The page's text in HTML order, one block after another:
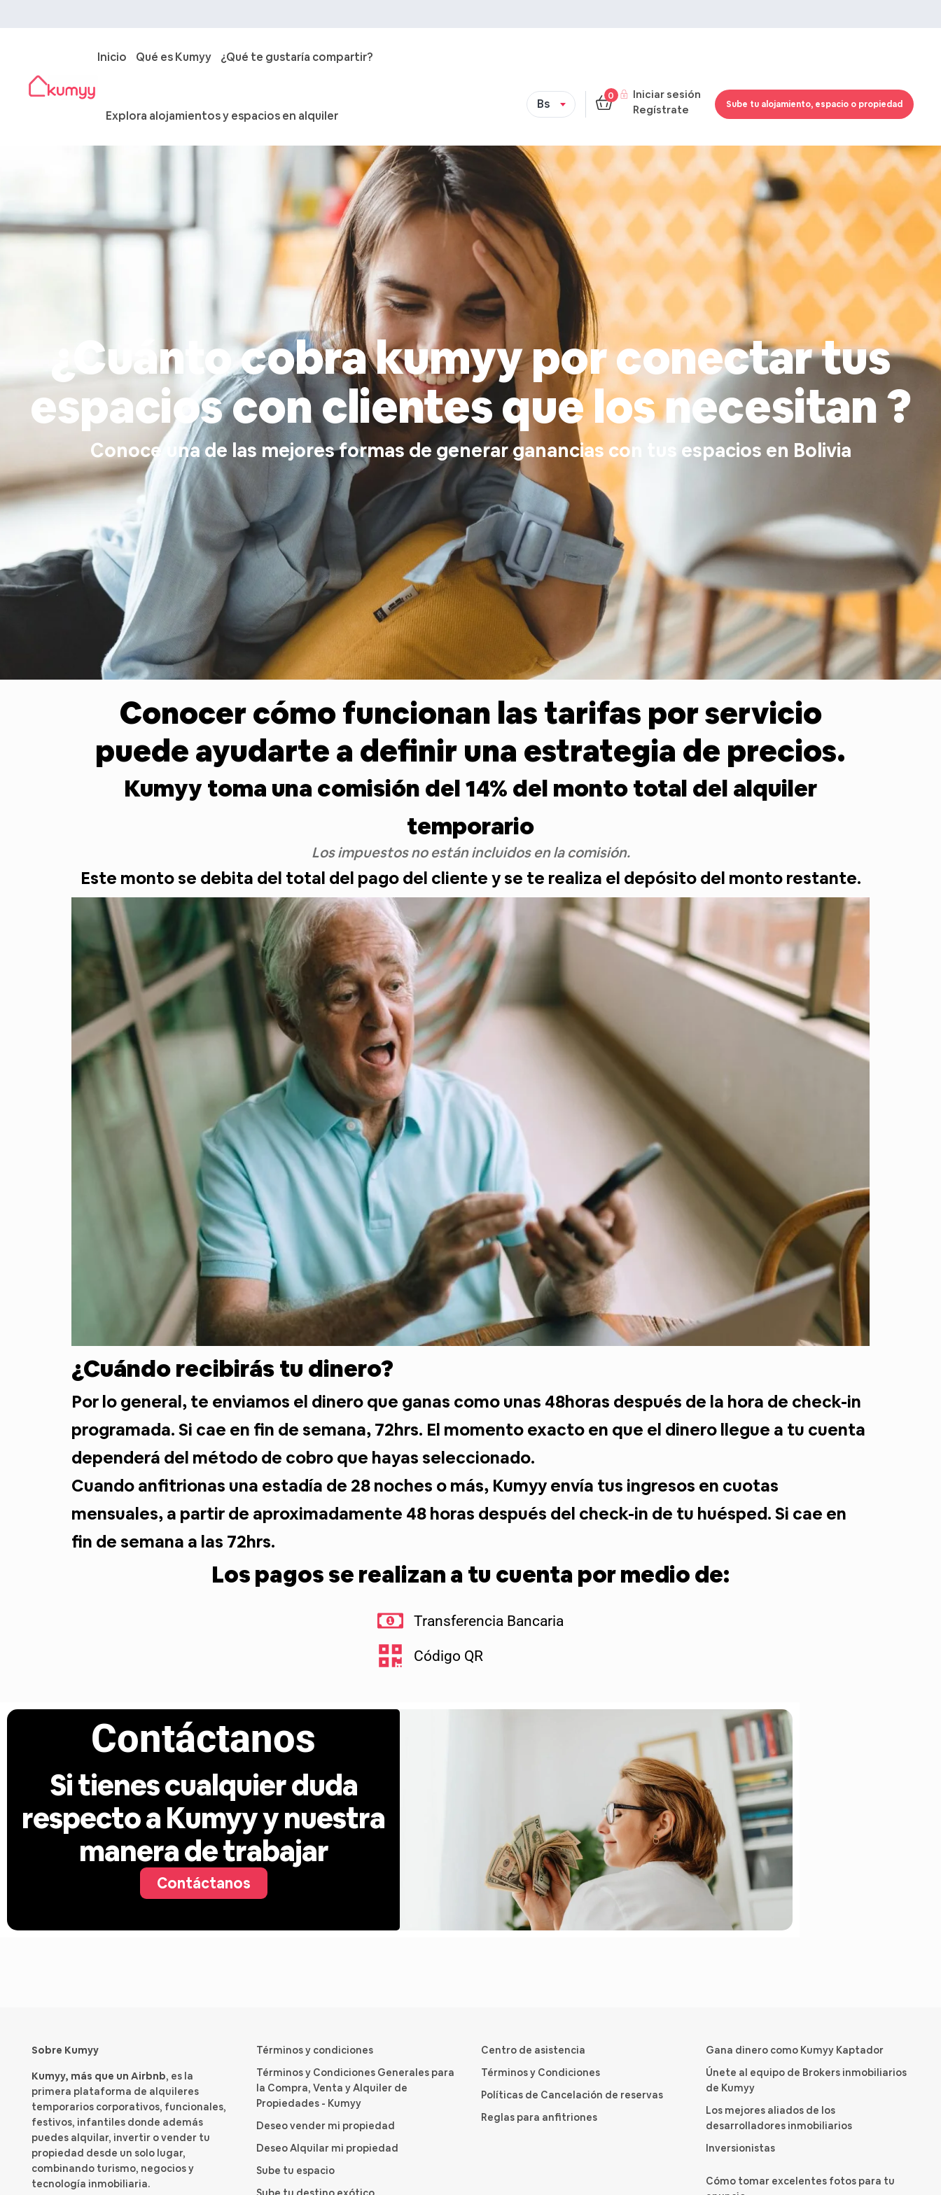
Bs
0
Iniciar sesión
Regístrate
Sube tu alojamiento, espacio o propiedad
Inicio Qué es Kumyy ¿Qué te gustaría compartir?
Explora alojamientos y espacios en alquiler
¿Cuánto cobra kumyy por conectar tus
espacios con clientes que los necesitan ?
Conoce una de las mejores formas de generar ganancias con tus espacios en Bolivia
Conocer cómo funcionan las tarifas por servicio
puede ayudarte a definir una estrategia de precios.
Kumyy toma una comisión del 14% del monto total del alquiler
temporario
Los impuestos no están incluidos en la comisión.
Este monto se debita del total del pago del cliente y se te realiza el depósito del monto restante.
¿Cuándo recibirás tu dinero?
Por lo general, te enviamos el dinero que ganas como unas 48horas después de la hora de check-in
programada. Si cae en fin de semana, 72hrs. El momento exacto en que el dinero llegue a tu cuenta
dependerá del método de cobro que hayas seleccionado.
Cuando anfitrionas una estadía de 28 noches o más, Kumyy envía tus ingresos en cuotas
mensuales, a partir de aproximadamente 48 horas después del check-in de tu huésped. Si cae en
fin de semana a las 72hrs.
Los pagos se realizan a tu cuenta por medio de:
Transferencia Bancaria
Código QR
Contáctanos
Si tienes cualquier duda
respecto a Kumyy y nuestra
manera de trabajar
Contáctanos
Sobre Kumyy
Kumyy, más que un Airbnb, es la
primera plataforma de alquileres
temporarios corporativos, funcionales,
festivos, infantiles donde además
puedes alquilar, invertir o vender tu
propiedad desde un solo lugar,
combinando turismo, negocios y
tecnología inmobiliaria.
Términos y condiciones
Términos y Condiciones Generales para
la Compra, Venta y Alquiler de
Propiedades - Kumyy
Deseo vender mi propiedad
Deseo Alquilar mi propiedad
Sube tu espacio
Centro de asistencia
Términos y Condiciones
Políticas de Cancelación de reservas
Reglas para anfitriones
Gana dinero como Kumyy Kaptador
Únete al equipo de Brokers inmobiliarios
de Kumyy
Los mejores aliados de los
desarrolladores inmobiliarios
Inversionistas
Cómo tomar excelentes fotos para tu